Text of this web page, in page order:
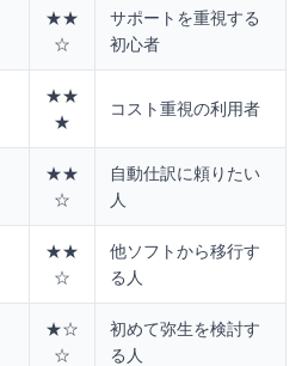
★★
☆
サポートを重視する
初心者
★★
★
コスト重視の利用者
★★
☆
自動仕訳に頼りたい
人
★★
☆
他ソフトから移行す
る人
★☆
☆
初めて弥生を検討す
る人